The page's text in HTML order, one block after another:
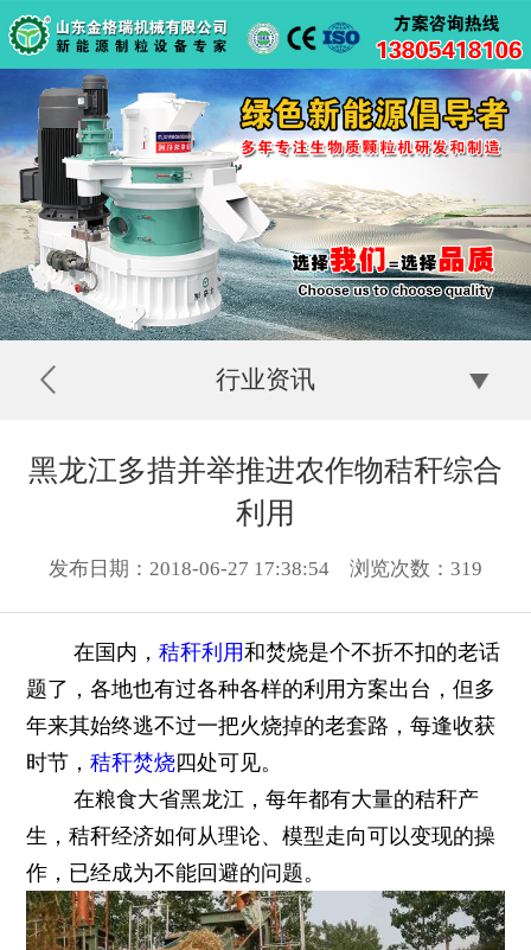
行业资讯
黑龙江多措并举推进农作物秸秆综合
利用
发布日期：2018-06-27 17:38:54 浏览次数： 319
在国内，秸秆利用和焚烧是个不折不扣的老话
题了，各地也有过各种各样的利用方案出台，但多
年来其始终逃不过一把火烧掉的老套路，每逢收获
时节，秸秆焚烧四处可见。
在粮食大省黑龙江，每年都有大量的秸秆产
生，秸秆经济如何从理论、模型走向可以变现的操
作，已经成为不能回避的问题。